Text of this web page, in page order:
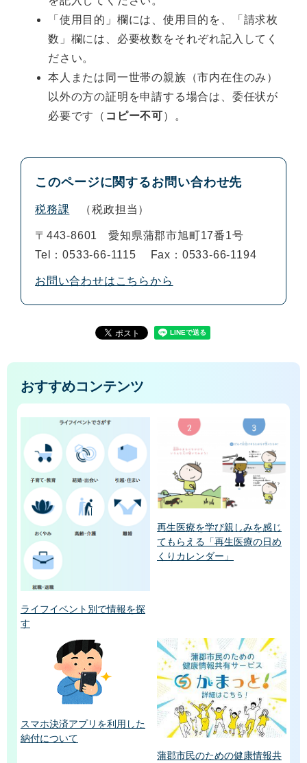
「使用目的」欄には、使用目的を、「請求枚
数」欄には、必要枚数をそれぞれ記入してく
ださい。
本人または同一世帯の親族（市内在住のみ）
以外の方の証明を申請する場合は、委任状が
必要です（ コピー不可 ）。
このページに関するお問い合わせ先
税務課 税政担当
〒443-8601
愛知県蒲郡市旭町17番1号
Tel：0533-66-1115
Fax：0533-66-1194
お問い合わせはこちらから
おすすめコンテンツ
ライフイベント別で情報を探
す
再生医療を学び親しみを感じ
てもらえる「再生医療の日め
くりカレンダー」
スマホ決済アプリを利用した
納付について
蒲郡市民のための健康情報共